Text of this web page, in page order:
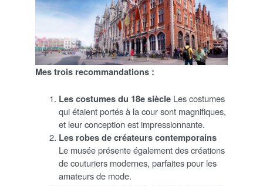
Mes trois recommandations :
Les costumes du 18e siècle Les costumes
qui étaient portés à la cour sont magnifiques,
et leur conception est impressionnante.
Les robes de créateurs contemporains
Le musée présente également des créations
de couturiers modernes, parfaites pour les
amateurs de mode.